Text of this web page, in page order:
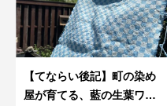
【てならい後記】町の染め
屋が育てる、藍の生葉ワー